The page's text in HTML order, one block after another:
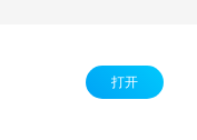
打开